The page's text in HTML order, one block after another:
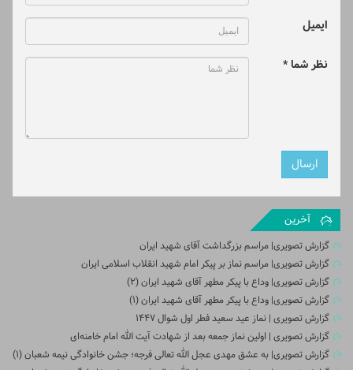
ایمیل
نظر شما *
آخرین
گزارش تصویری| مراسم بزرگداشت آقای شهید ایران
گزارش تصویری| مراسم نماز بر پیکر امام شهید انقلاب اسلامی ایران
گزارش تصویری| وداع با پیکر مطهر آقای شهید ایران (2)
گزارش تصویری| وداع با پیکر مطهر آقای شهید ایران (1)
گزارش تصویری | نماز عید سعید فطر اول شوال ۱۴۴۷
گزارش تصویری | اولین نماز جمعه بعد از شهادت آیت الله امام خامنه‌ای
گزارش تصویری| به عشق مهدی عجل الله تعالی فرجه؛ جشن خانوادگی نیمه شعبان (۱)